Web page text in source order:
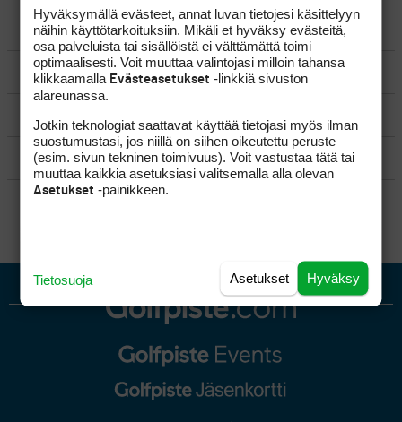
YLEISTÄ
VÄLINEET
MATKAILU
KILPAGOLF & HARJOITTELU
Hyväksymällä evästeet, annat luvan tietojesi käsittelyyn
näihin käyttötarkoituksiin. Mikäli et hyväksy evästeitä,
osa palveluista tai sisällöistä ei välttämättä toimi
optimaalisesti. Voit muuttaa valintojasi milloin tahansa
klikkaamalla Evästeasetukset -linkkiä sivuston
alareunassa.
Jotkin teknologiat saattavat käyttää tietojasi myös ilman
suostumustasi, jos niillä on siihen oikeutettu peruste
(esim. sivun tekninen toimivuus). Voit vastustaa tätä tai
muuttaa kaikkia asetuksiasi valitsemalla alla olevan
Asetukset -painikkeen.
Hyväksy
Asetukset
Tietosuoja